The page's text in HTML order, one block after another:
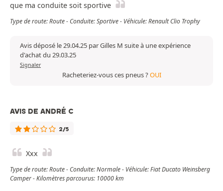
que ma conduite soit sportive
Type de route: Route - Conduite: Sportive - Véhicule: Renault Clio Trophy
Avis déposé le 29.04.25 par Gilles M suite à une expérience
d'achat du 29.03.25
Signaler
Racheteriez-vous ces pneus ?OUI
AVIS DE ANDRÉ C
2/5
Xxx
Type de route: Route - Conduite: Normale - Véhicule: Fiat Ducato Weinsberg
Camper - Kilomètres parcourus: 10000 km